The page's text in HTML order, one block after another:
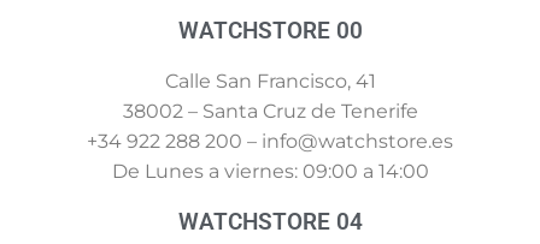
WATCHSTORE 00
Calle San Francisco, 41
38002 – Santa Cruz de Tenerife
+34 922 288 200 – info@watchstore.es
De Lunes a viernes: 09:00 a 14:00
WATCHSTORE 04